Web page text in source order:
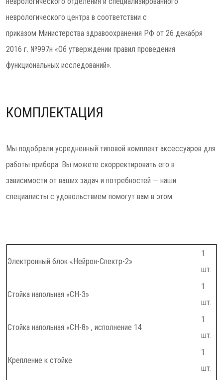
неврологического центра в соответствии с
приказом Министерства здравоохранения РФ от 26 декабря
2016 г. №997н «Об утверждении правил проведения
функциональных исследований».
КОМПЛЕКТАЦИЯ
Мы подобрали усредненный типовой комплект аксессуаров для
работы прибора. Вы можете скорректировать его в
зависимости от ваших задач и потребностей — наши
специалисты с удовольствием помогут вам в этом.
Электронный блок «Нейрон-Спектр-2»
1
шт.
Стойка напольная «СН-3»
1
шт.
Стойка напольная «СН-8» , исполнение 14
1
шт.
Крепление к стойке
1
шт.